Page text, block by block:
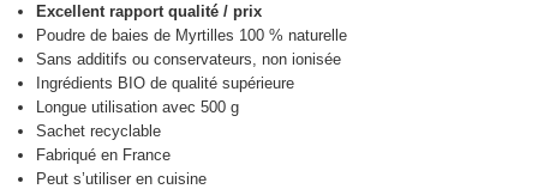
Excellent rapport qualité / prix
Poudre de baies de Myrtilles 100 % naturelle
Sans additifs ou conservateurs, non ionisée
Ingrédients BIO de qualité supérieure
Longue utilisation avec 500 g
Sachet recyclable
Fabriqué en France
Peut s’utiliser en cuisine